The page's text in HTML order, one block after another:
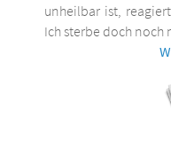
unheilbar ist,
Ich sterbe doch noch